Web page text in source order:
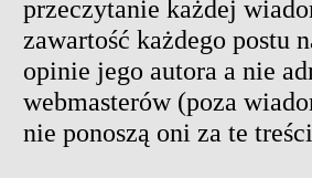
przeczytanie każdej
zawartość każdego postu
opinie jego autora a nie
webmasterów (poza
nie ponoszą oni za te